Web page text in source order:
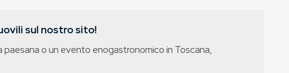
sul nostro sito!
o un evento enogastronomico in Toscana,